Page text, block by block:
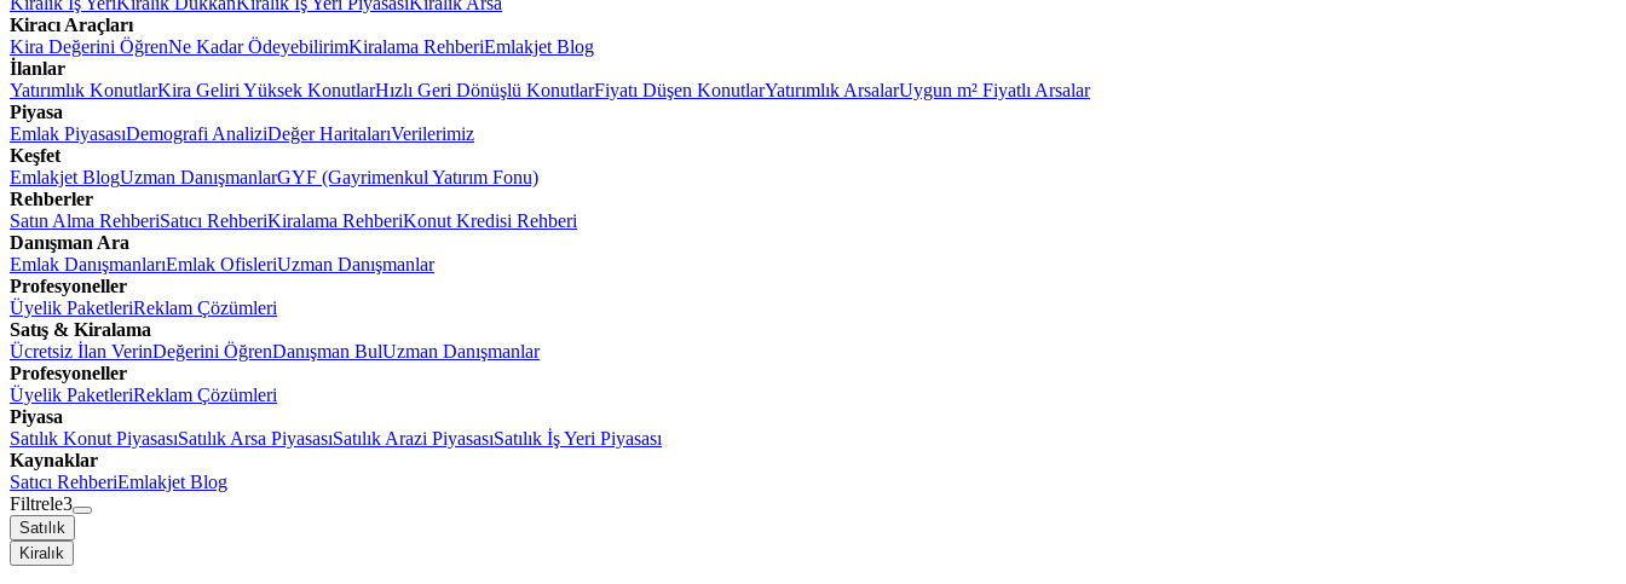
Kiracı Araçları
Kira Değerini ÖğrenNe Kadar ÖdeyebilirimKiralama RehberiEmlakjet Blog
İlanlar
Yatırımlık KonutlarKira Geliri Yüksek KonutlarHızlı Geri Dönüşlü KonutlarFiyatı Düşen KonutlarYatırımlık ArsalarUygun m² Fiyatlı Arsalar
Piyasa
Emlak PiyasasıDemografi AnaliziDeğer HaritalarıVerilerimiz
Keşfet
Emlakjet BlogUzman DanışmanlarGYF (Gayrimenkul Yatırım Fonu)
Rehberler
Satın Alma RehberiSatıcı RehberiKiralama RehberiKonut Kredisi Rehberi
Danışman Ara
Emlak DanışmanlarıEmlak OfisleriUzman Danışmanlar
Profesyoneller
Üyelik PaketleriReklam Çözümleri
Satış & Kiralama
Ücretsiz İlan VerinDeğerini ÖğrenDanışman BulUzman Danışmanlar
Profesyoneller
Üyelik PaketleriReklam Çözümleri
Piyasa
Satılık Konut PiyasasıSatılık Arsa PiyasasıSatılık Arazi PiyasasıSatılık İş Yeri Piyasası
Kaynaklar
Satıcı RehberiEmlakjet Blog
Filtrele3
Satılık
Kiralık